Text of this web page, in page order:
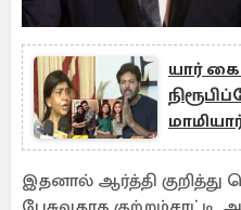
நீதிமன்றம்
பிறப்பித்தது.